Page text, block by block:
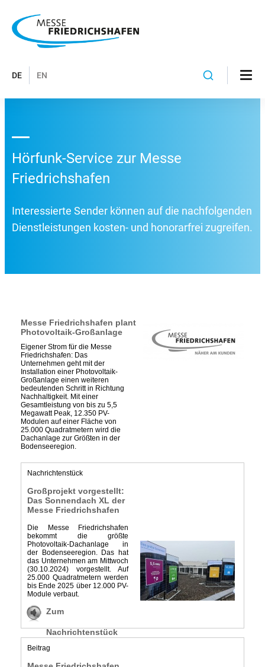
DE EN
Hörfunk-Service zur Messe
Friedrichshafen
Interessierte Sender können auf die nachfolgenden
Dienstleistungen kosten- und honorarfrei zugreifen.